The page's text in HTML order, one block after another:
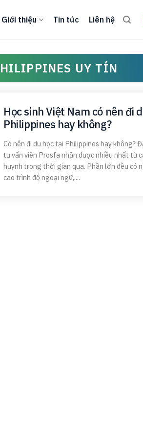
Giới thiệu Tin tức Liên hệ
UY TÍN
Học sinh Việt Nam có nên đi
Philippines hay không?
Có nên đi du học tại Philippines hay không?
tư vấn viên Prosfa nhận được nhiều nhất từ
huynh trong thời gian qua. Phần lớn đều có
cao trình độ ngoại ngữ,....